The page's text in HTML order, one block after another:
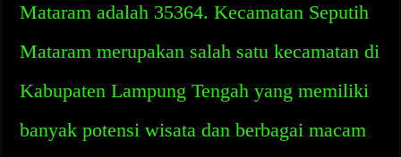
Mataram adalah 35364. Kecamatan Seputih
Mataram merupakan salah satu kecamatan di
Kabupaten Lampung Tengah yang memiliki
banyak potensi wisata dan berbagai macam